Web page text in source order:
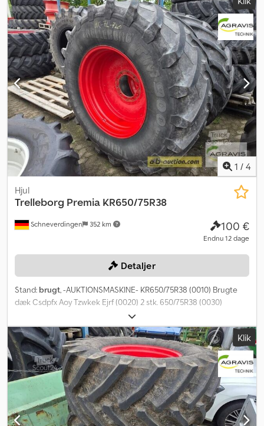
1 / 4
Schneverdingen 352 km
Hjul
Trelleborg Premia KR650/75R38
100 €
Endnu 12 dage
Detaljer
Stand: brugt, -AUKTIONSMASKINE- KR650/75R38 (0010) Brugte
dæk Csdpfx Aoy Tzwkek Ejrf (0020) 2 stk. 650/75R38 (0030)
Standardbredde Du kan byde på denne maskine online
Startprisen er 100,00 EUR ekskl. moms. Registrer dig gratis og byd
med. Klik her for at gå til auktionen: ----- ----- Spændende
onlineauktion! Start med at byde NU! ab-auction
Klik